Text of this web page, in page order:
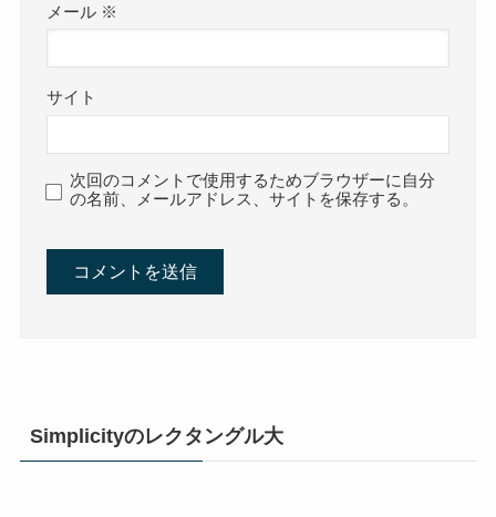
メール ※
サイト
次回のコメントで使用するためブラウザーに自分
の名前、メールアドレス、サイトを保存する。
Simplicityのレクタングル大